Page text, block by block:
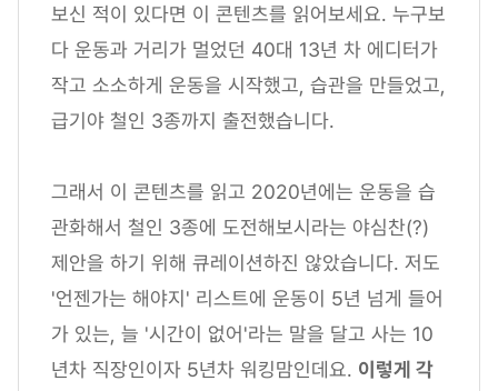
보신 적이 있다면 이 콘텐츠를 읽어보세요. 누구보
다 운동과 거리가 멀었던 40대 13년 차 에디터가
작고 소소하게 운동을 시작했고, 습관을 만들었고,
급기야 철인 3종까지 출전했습니다.
그래서 이 콘텐츠를 읽고 2020년에는 운동을 습
관화해서 철인 3종에 도전해보시라는 야심찬(?)
제안을 하기 위해 큐레이션하진 않았습니다. 저도
'언젠가는 해야지' 리스트에 운동이 5년 넘게 들어
가 있는, 늘 '시간이 없어'라는 말을 달고 사는 10
년차 직장인이자 5년차 워킹맘인데요. 이렇게 각